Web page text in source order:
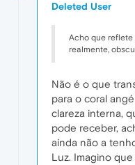
Deleted User
Acho que reflete
realmente,
Não é o que
para o coral
clareza interna,
pode receber,
ainda não a
Luz. Imagino